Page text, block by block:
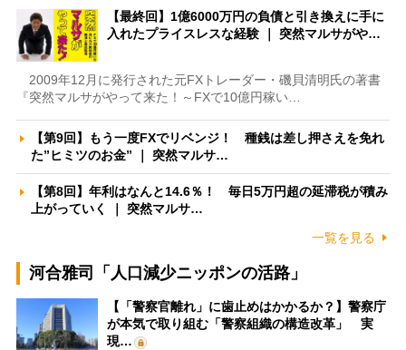
【最終回】1億6000万円の負債と引き換えに手に
入れたプライスレスな経験 ｜ 突然マルサがや…
2009年12月に発行された元FXトレーダー・磯貝清明氏の著書
『突然マルサがやって来た！～FXで10億円稼い…
【第9回】もう一度FXでリベンジ！ 種銭は差し押さえを免れ
た”ヒミツのお金” ｜ 突然マルサ…
【第8回】年利はなんと14.6％！ 毎日5万円超の延滞税が積み
上がっていく ｜ 突然マルサ…
一覧を見る
河合雅司「人口減少ニッポンの活路」
【「警察官離れ」に歯止めはかかるか？】警察庁
が本気で取り組む「警察組織の構造改革」 実
現…